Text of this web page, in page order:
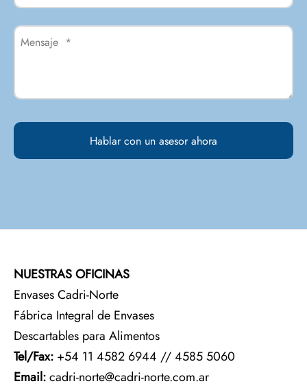
Mensaje *
NUESTRAS OFICINAS
Envases Cadri-Norte
Fábrica Integral de Envases
Descartables para Alimentos
Tel/Fax: +54 11 4582 6944 // 4585 5060
Email:cadri-norte@cadri-norte.com.ar